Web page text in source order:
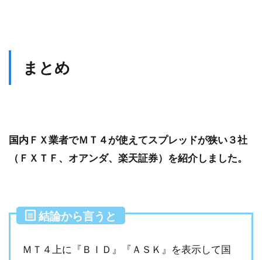
まとめ
国内ＦＸ業者でＭＴ４が使えてスプレッドが狭い３社
（ＦＸＴＦ、オアンダ、楽天証券）を紹介しました。
結論から言うと
ＭＴ４上に『ＢＩＤ』『ＡＳＫ』を表示して国